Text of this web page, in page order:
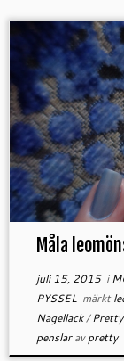
Måla
juli 15, 2015i
PYSSEL märkt
Nagellack/
penslaravpretty